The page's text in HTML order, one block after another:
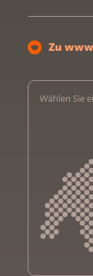
Zu
Wählen Sie